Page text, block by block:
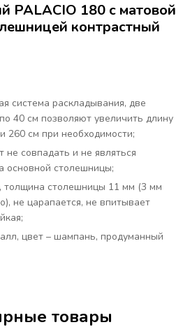
PALACIO 180 с матовой
контрастный
система раскладывания, две
40 см позволяют увеличить длину
260 см при необходимости;
не совпадать и не являться
основной столешницы;
толщина столешницы 11 мм (3 мм
не царапается, не впитывает
цвет – шампань, продуманный
товары